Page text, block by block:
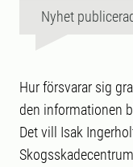
Nyhet
Hur försvarar sig
den informationen
Det vill Isak